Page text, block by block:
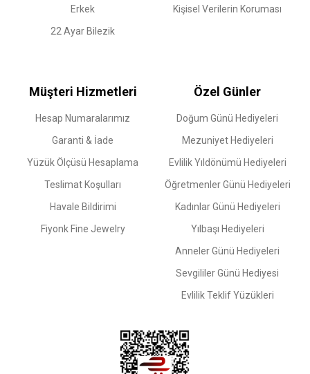
Erkek
22 Ayar Bilezik
Kişisel Verilerin Koruması
Müşteri Hizmetleri
Hesap Numaralarımız
Garanti & İade
Yüzük Ölçüsü Hesaplama
Teslimat Koşulları
Havale Bildirimi
Fiyonk Fine Jewelry
Özel Günler
Doğum Günü Hediyeleri
Mezuniyet Hediyeleri
Evlilik Yıldönümü Hediyeleri
Öğretmenler Günü Hediyeleri
Kadınlar Günü Hediyeleri
Yılbaşı Hediyeleri
Anneler Günü Hediyeleri
Sevgililer Günü Hediyesi
Evlilik Teklif Yüzükleri